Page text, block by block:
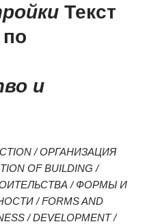
Текст
и
/ ОРГАНИЗАЦИЯ
OF BUILDING /
/ ФОРМЫ И
/ FORMS AND
/ DEVELOPMENT /